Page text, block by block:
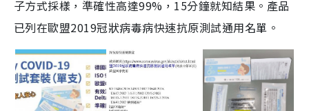
子方式採樣，準確性高達99%，15分鐘就知結果。產品
已列在歐盟2019冠狀病毒病快速抗原測試通用名單。